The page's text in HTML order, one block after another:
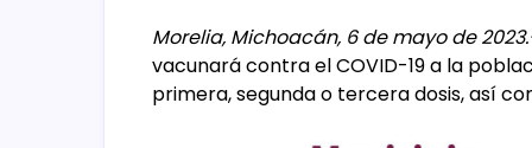
Morelia, Michoacán, 6 de mayo de
vacunará contra el COVID-19 a la
primera, segunda o tercera dosis, así